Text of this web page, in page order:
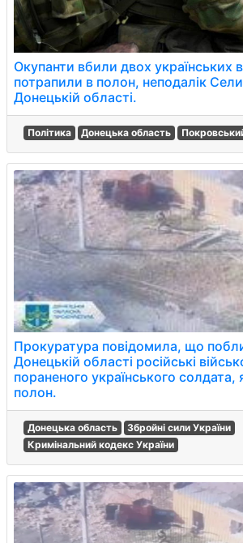
Окупанти вбили двох українських
потрапили в полон, неподалік
Донецькій області.
Політика Донецька область
Прокуратура повідомила, що
Донецькій області російські
пораненого українського солдата,
полон.
Донецька область
Збройні сили України
Кримінальний кодекс України